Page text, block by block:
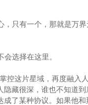
只有一个，那就是万
选择在这里。
这片星域，再度融入
藏很深，谁也不知道
了某种协议。如果他